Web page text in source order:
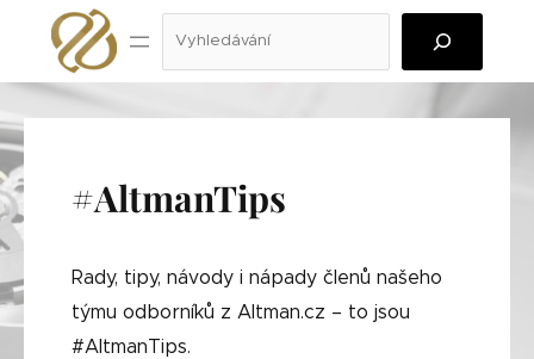
Přeskočit
obsah
#AltmanTips
Rady, tipy, návody i nápady členů našeho
týmu odborníků z Altman.cz – to jsou
#AltmanTips.